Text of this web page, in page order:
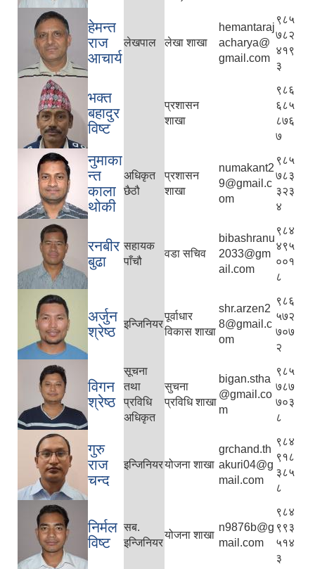
हेमन्त
राज
आचार्य
लेखपाल लेखा शाखा
hemantaraj
acharya@
gmail.com
९८५
७८२
४१९
३
भक्त
बहादुर
विष्ट
प्रशासन
शाखा
९८६
६८५
८७६
७
नुमाका
न्त
काला
थोकी
अधिकृत
छैठौ
प्रशासन
शाखा
numakant2
9@gmail.c
om
९८५
७८३
३२३
४
रनबीर
बुढा
सहायक
पाँचौ
वडा सचिव
bibashranu
2033@gm
ail.com
९८४
४९५
००१
८
अर्जुन
श्रेष्ठ
इन्जिनियर
पूर्वाधार
विकास शाखा
shr.arzen2
8@gmail.c
om
९८६
५७२
७०७
२
विगन
श्रेष्ठ
सूचना
तथा
प्रविधि
अधिकृत
सुचना
प्रविधि शाखा
bigan.stha
@gmail.co
m
९८५
७८७
७०३
८
गुरु
राज
चन्द
इन्जिनियरयोजना शाखा
grchand.th
akuri04@g
mail.com
९८४
९१८
३८५
८
निर्मल
विष्ट
सब.
इन्जिनियर
योजना शाखा
n9876b@g
mail.com
९८४
९९३
५१४
३